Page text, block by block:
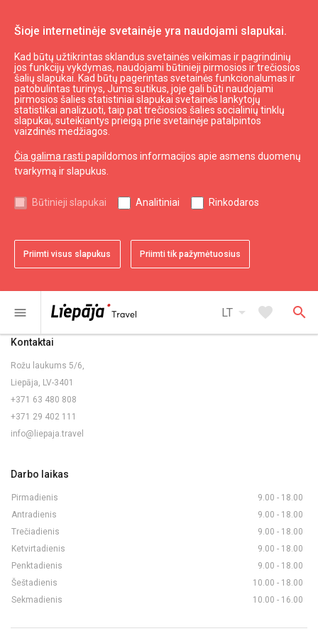
Šioje internetinėje svetainėje yra naudojami slapukai.
Kad būtų užtikrintas sklandus svetainės veikimas ir pagrindinių
jos funkcijų vykdymas, naudojami būtinieji pirmosios ir trečiosios
šalių slapukai. Kad būtų pagerintas svetainės funkcionalumas ir
patobulintas turinys, Jums sutikus, joje gali būti naudojami
pirmosios šalies statistiniai slapukai svetainės lankytojų
statistikai analizuoti, taip pat trečiosios šalies socialinių tinklų
slapukai, suteikiantys prieigą prie svetainėje patalpintos
vaizdinės medžiagos.
Čia galima rasti papildomos informacijos apie asmens duomenų
tvarkymą ir slapukus.
Būtinieji slapukai Analitiniai Rinkodaros
Priimti visus slapukus Priimti tik pažymėtuosius
menu LT arrow_drop_down favorite search
Autobusų stotis
Į viršų expand_less
Informacija
Turizmas Latvijoje
Turizmas Kuržemėje
Naudingas
Žemėlapiai ir Brošiūros
Kontaktai
Rožu laukums 5/6,
Liepāja, LV-3401
+371 63 480 808
+371 29 402 111
info@liepaja.travel
Darbo laikas
Pirmadienis
9.00 - 18.00
Antradienis
9.00 - 18.00
Trečiadienis
9.00 - 18.00
Ketvirtadienis
9.00 - 18.00
Penktadienis
9.00 - 18.00
Šeštadienis
10.00 - 18.00
Sekmadienis
10.00 - 16.00